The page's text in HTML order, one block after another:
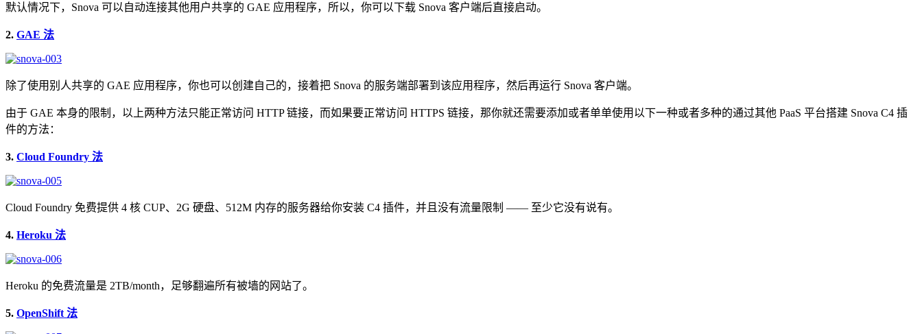
默认情况下，Snova 可以自动连接其他用户共享的 GAE 应用程序，所以，你可以下载 Snova 客户端后直接启动。
2. GAE 法
除了使用别人共享的 GAE 应用程序，你也可以创建自己的，接着把 Snova 的服务端部署到该应用程序，然后再运行 Snova 客户端。
由于 GAE 本身的限制，以上两种方法只能正常访问 HTTP 链接，而如果要正常访问 HTTPS 链接，那你就还需要添加或者单单使用以下一种或者多种的通过其他 PaaS 平台搭建 Snova C4 插
件的方法：
3. Cloud Foundry 法
Cloud Foundry 免费提供 4 核 CUP、2G 硬盘、512M 内存的服务器给你安装 C4 插件，并且没有流量限制 —— 至少它没有说有。
4. Heroku 法
Heroku 的免费流量是 2TB/month，足够翻遍所有被墙的网站了。
5. OpenShift 法